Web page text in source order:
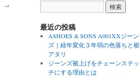
→
最近の投稿
ASHOES & SONS A001XXジーン
ズ｜経年変化３年弱の色落ちと裾
アタリ
ジーンズ裾上げをチェーンステッ
チにする理由とは